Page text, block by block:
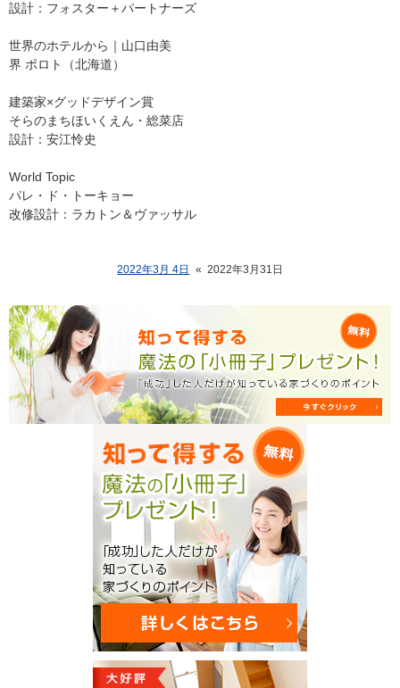
設計：フォスター＋パートナーズ
世界のホテルから｜山口由美
界 ポロト（北海道）
建築家×グッドデザイン賞
そらのまちほいくえん・総菜店
設計：安江怜史
World Topic
パレ・ド・トーキョー
改修設計：ラカトン＆ヴァッサル
2022年3月 4日 « 2022年3月31日